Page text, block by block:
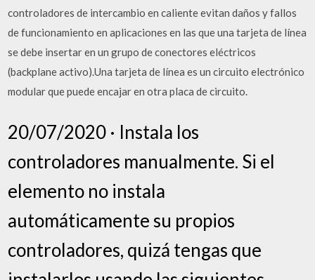
controladores de intercambio en caliente evitan daños y fallos
de funcionamiento en aplicaciones en las que una tarjeta de línea
se debe insertar en un grupo de conectores eléctricos
(backplane activo).Una tarjeta de línea es un circuito electrónico
modular que puede encajar en otra placa de circuito.
20/07/2020 · Instala los
controladores manualmente. Si el
elemento no instala
automáticamente su propios
controladores, quizá tengas que